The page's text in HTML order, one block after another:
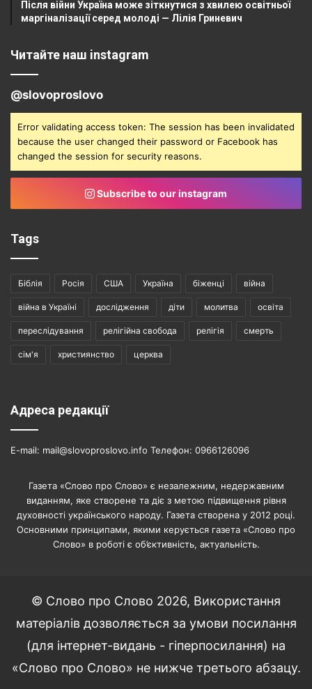
Після війни Україна може зіткнутися з хвилею освітньої
маргіналізації серед молоді — Лілія Гриневич
Читайте наш instagram
@slovoproslovo
Error validating access token: The session has been invalidated
because the user changed their password or Facebook has
changed the session for security reasons.
Subscribe to our instagram
Tags
Біблія Росія США Україна біженці війна
війна в Україні дослідження діти молитва освіта
переслідування релігійна свобода релігія смерть
сім'я християнство церква
Адреса редакції
E-mail: mail@slovoproslovo.info Телефон: 0966126096
Газета «Слово про Слово» є незалежним, недержавним
виданням, яке створене та діє з метою підвищення рівня
духовності українського народу. Газета створена у 2012 році.
Основними принципами, якими керується газета «Слово про
Слово» в роботі є об’єктивність, актуальність.
© Слово про Слово 2026, Використання
матеріалів дозволяється за умови посилання
(для інтернет-видань - гіперпосилання) на
«Слово про Слово» не нижче третього абзацу.